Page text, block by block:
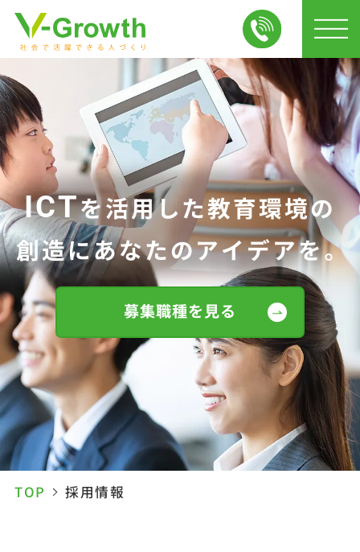
ICTを活用した教育環境の
創造にあなたのアイデアを。
募集職種を見る
TOP 採用情報